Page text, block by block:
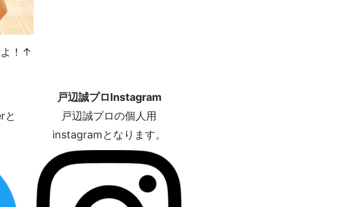
！↑
と
戸辺誠プロInstagram
戸辺誠プロの個人用
instagramとなります。